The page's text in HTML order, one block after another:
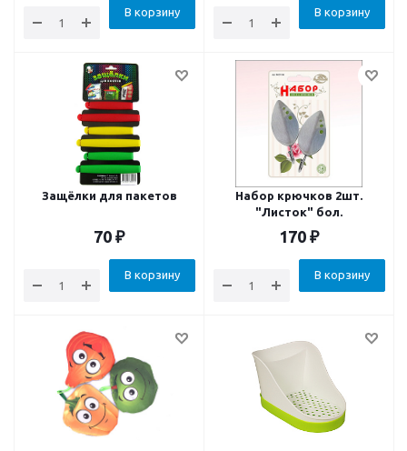
В корзину В корзину
Защёлки для пакетов
70 ₽
В корзину
Набор крючков 2шт.
"Листок" бол.
170 ₽
В корзину